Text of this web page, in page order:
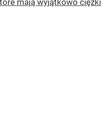
mają wyjątkowo ciężki